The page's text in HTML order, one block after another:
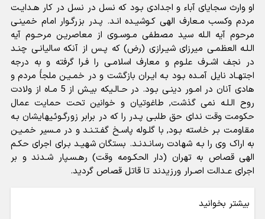
او وارث سجایاى آباء و اجدادى بـود که نسل در نسل در کار هـدایـت
مردم وکسب مـعارف الهى کـوشیـده انـد. پـدر بزرگـوار امام خمینـى
مرحوم آیه الـله سید مصطفى مـوسـوى از معاصریـن مرحـوم آیه
الـلـه العظمـى میرزاى شیـرازى (رض) که پـس از آنکه سالیانـى چنـد
در نجف اشـرف علـوم و معارف اسلامـى را فـرا گرفته و به درجه
اجتهـاد نایل آمـده بـود بـه ایـران بازگشت و در خمـیـن ملجأَ مردم و
هادى آنان در امـور دینـى بـود. در حـالـیکه بیـش از 5 مـاه از ولادت
روح الـلـه نمى گذشت, طاغوتیان و خوانین تحت حمایت عمال
حکومت وقت نداى حق طلبـى پـدر را که در برابر زورگـوئـیهایشان بـه
مقاومت بـر خاسته بـود, با گلـوله پاسـخ گفـتـنـد و در مـسیر خمـیـن
به اراک وى را بـه شهادت رسانـدنـد. بستگان شهیـد بـراى اجراى حکـم
الهى قصاص به تهران (دار الحکـومه وقت) رهـسـپار شـدند و بر
اجراى عـدالت اصـرار ورزیدند تا قاتل قصاص گردید.
بیشتر بخوانید